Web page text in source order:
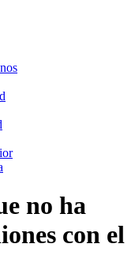
no ha
con el